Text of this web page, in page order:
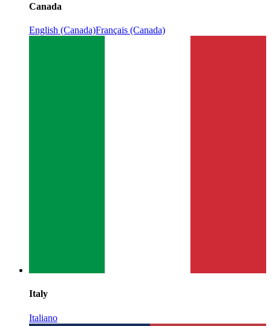
Canada
English (Canada)Français (Canada)
Italy
Italiano